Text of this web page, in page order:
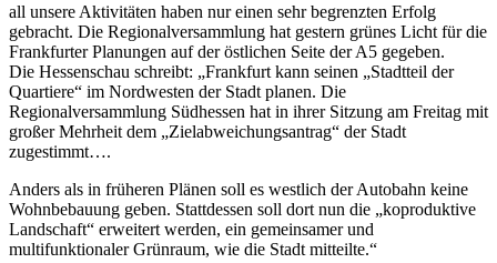
all unsere Aktivitäten haben nur einen sehr begrenzten Erfolg
gebracht. Die Regionalversammlung hat gestern grünes Licht für die
Frankfurter Planungen auf der östlichen Seite der A5 gegeben.
Die Hessenschau schreibt: „Frankfurt kann seinen „Stadtteil der
Quartiere“ im Nordwesten der Stadt planen. Die
Regionalversammlung Südhessen hat in ihrer Sitzung am Freitag mit
großer Mehrheit dem „Zielabweichungsantrag“ der Stadt
zugestimmt….
Anders als in früheren Plänen soll es westlich der Autobahn keine
Wohnbebauung geben. Stattdessen soll dort nun die „koproduktive
Landschaft“ erweitert werden, ein gemeinsamer und
multifunktionaler Grünraum, wie die Stadt mitteilte.“